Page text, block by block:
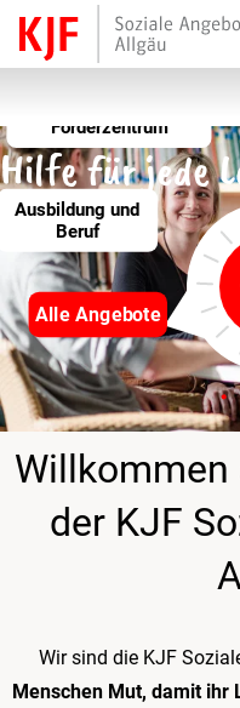
Hilfe für jede
Alle Angebote
Ausbildung und
Beruf
Förderzentrum
Willkommen
der KJF
Wir sind die KJF
Menschen Mut, damit ihr